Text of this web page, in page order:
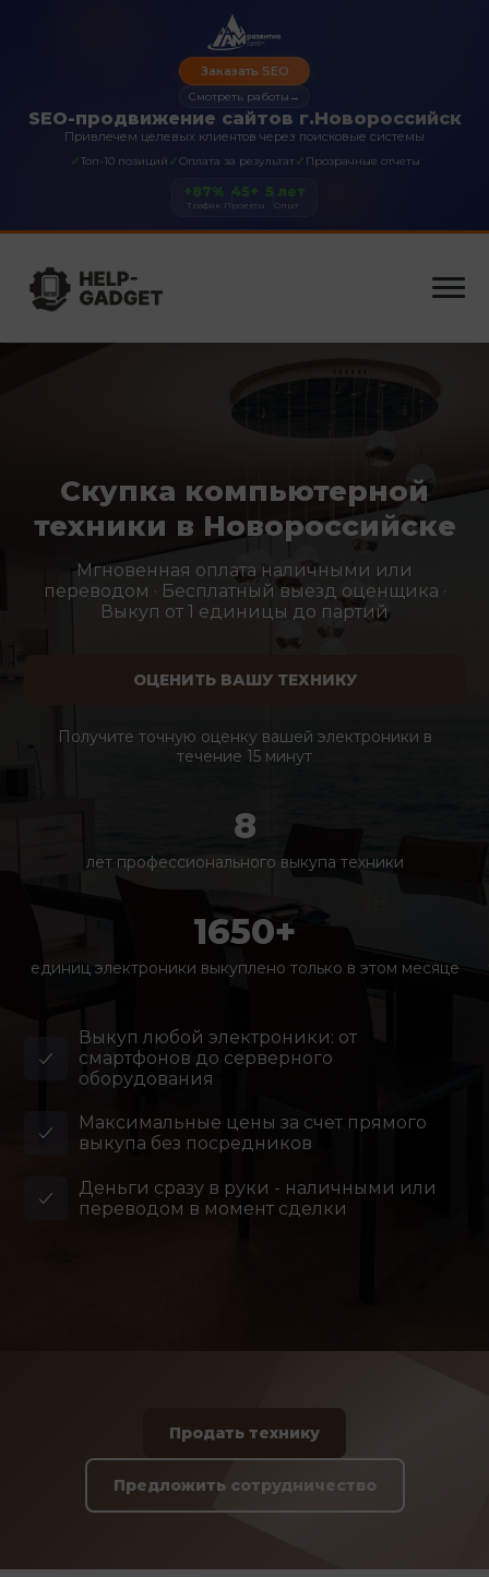
SEO-продвижение сайтов г.Новороссийск
Привлечем целевых клиентов через поисковые системы
✓Топ-10 позиций ✓Оплата за результат✓ Прозрачные отчеты
Заказать SEO
Смотреть работы →
+87%
Трафик
45+
Проекты
5 лет
Опыт
Скупка компьютерной
техники в Новороссийске
Мгновенная оплата наличными или
переводом · Бесплатный выезд оценщика ·
Выкуп от 1 единицы до партий
ОЦЕНИТЬ ВАШУ ТЕХНИКУ
Получите точную оценку вашей электроники в
течение 15 минут
8
лет профессионального выкупа техники
1650+
единиц электроники выкуплено только в этом месяце
Выкуп любой электроники: от
смартфонов до серверного
оборудования
Максимальные цены за счет прямого
выкупа без посредников
Деньги сразу в руки - наличными или
переводом в момент сделки
Продать технику
Предложить сотрудничество